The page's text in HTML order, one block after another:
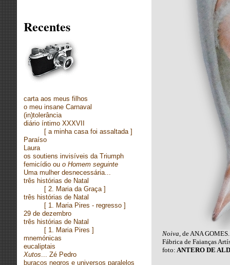
Recentes
carta aos meus filhos
o meu insane Carnaval
(in)tolerância
diário íntimo XXXVII
[ a minha casa foi assaltada ]
Paraíso
Laura
os soutiens invisíveis da Triumph
femicídio ou o Homem seguinte
Uma mulher desnecessária...
três histórias de Natal
[ 2. Maria da Graça ]
três histórias de Natal
[ 1. Maria Pires - regresso ]
29 de dezembro
três histórias de Natal
[ 1. Maria Pires ]
mnemónicas
eucaliptais
Xutos... Zé Pedro
buracos negros e universos paralelos
Noiva, de ANA GOMES.
Fábrica de Faianças
foto: ANTERO DE